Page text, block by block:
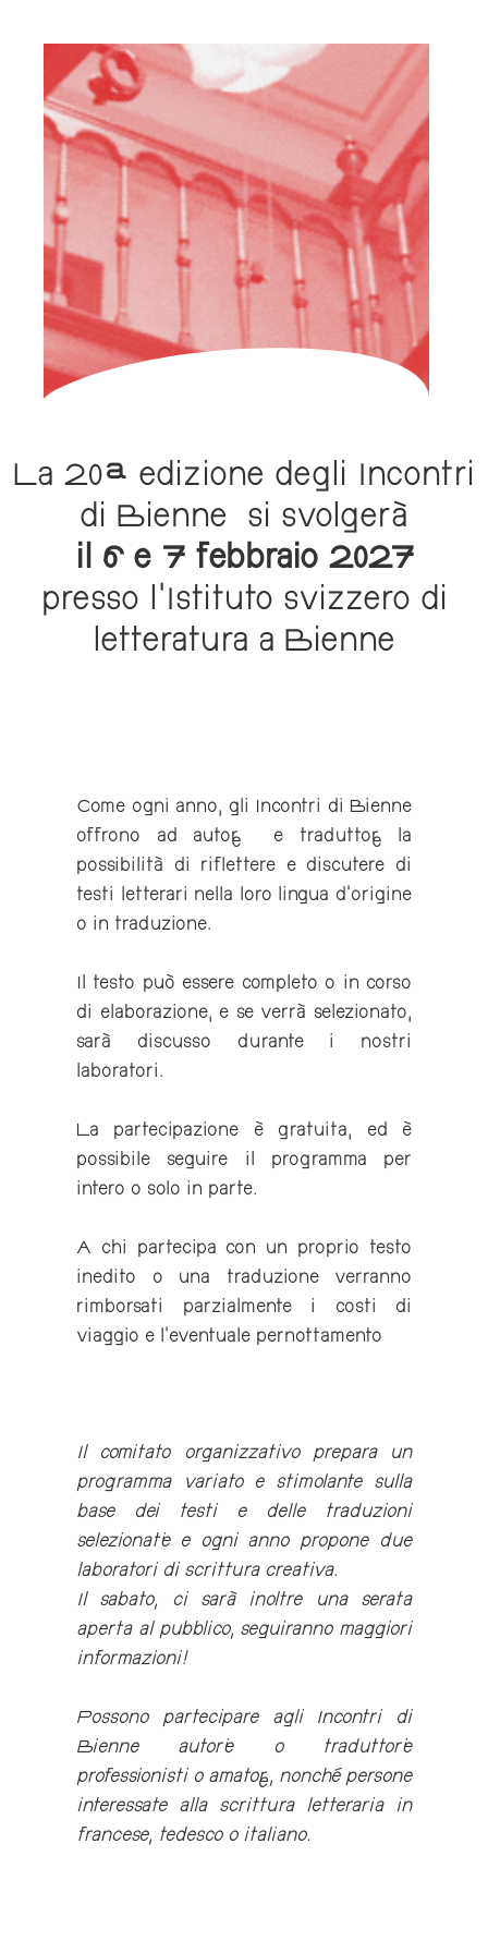
HOME
PARTECIPARE
FAQ
ARCHIVIO
ITALIANO
La 20ª edizione degli Incontri
di Bienne si svolgerà
il 6 e 7 febbraio 2027
presso l’Istituto svizzero di
letteratura a Bienne
Come ogni anno, gli Incontri di Bienne
offrono ad autor..e e traduttor..e la
possibilità di riflettere e discutere di
testi letterari nella loro lingua d’origine
o in traduzione.
Il testo può essere completo o in corso
di elaborazione, e se verrà selezionato,
sarà discusso durante i nostri
laboratori.
La partecipazione è gratuita, ed è
possibile seguire il programma per
intero o solo in parte.
A chi partecipa con un proprio testo
inedito o una traduzione verranno
rimborsati parzialmente i costi di
viaggio e l’eventuale pernottamento
Il comitato organizzativo prepara un
programma variato e stimolante sulla
base dei testi e delle traduzioni
selezionati..e e ogni anno propone due
laboratori di scrittura creativa.
Il sabato, ci sarà inoltre una serata
aperta al pubblico, seguiranno maggiori
informazioni!
Possono partecipare agli Incontri di
Bienne autori..e o traduttori..e
professionisti o amator..e, nonché persone
interessate alla scrittura letteraria in
francese, tedesco o italiano.